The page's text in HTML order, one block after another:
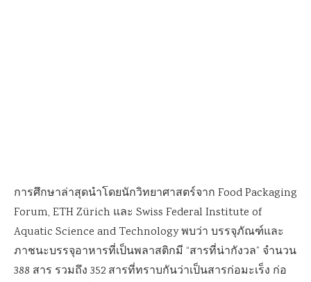
การศึกษาล่าสุดนำโดยนักวิทยาศาสตร์จาก Food Packaging
Forum, ETH Zürich และ Swiss Federal Institute of
Aquatic Science and Technology พบว่า บรรจุภัณฑ์และ
ภาชนะบรรจุอาหารที่เป็นพลาสติกมี “สารที่น่ากังวล” จำนวน
388 สาร รวมถึง 352 สารที่ทราบกันว่าเป็นสารก่อมะเร็ง ก่อ